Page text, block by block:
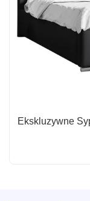
Ekskluzywne